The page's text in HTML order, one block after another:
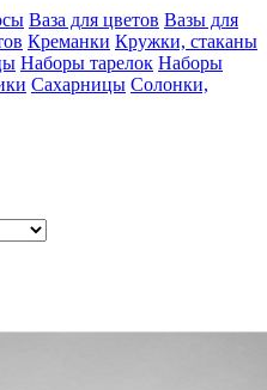
Ваза для цветов Вазы для
Креманки Кружки, стаканы
Наборы тарелок Наборы
Сахарницы Солонки,